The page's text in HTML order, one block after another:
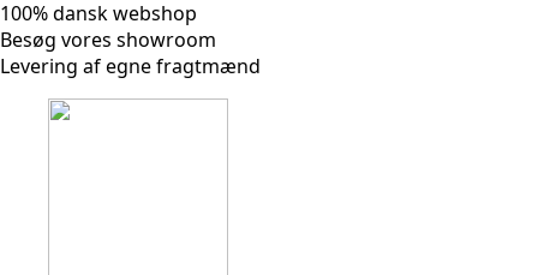
100% dansk webshop
Besøg vores showroom
Levering af egne fragtmænd